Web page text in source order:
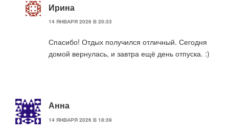
Ирина
14 ЯНВАРЯ 2026 В 20:33
Спасибо! Отдых получился отличный. Сегодня
домой вернулась, и завтра ещё день отпуска. :)
Анна
14 ЯНВАРЯ 2026 В 18:39